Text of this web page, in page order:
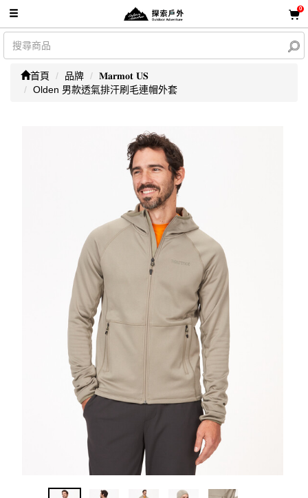
0
首頁 品牌
𝐌𝐚𝐫𝐦𝐨𝐭 𝐔𝐒
Olden 男款透氣排汗刷毛連帽外套